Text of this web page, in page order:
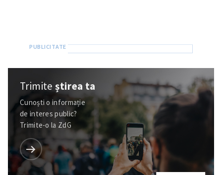
Trimiteștirea ta
Cunoști o informație
de interes public?
Trimite-o la ZdG